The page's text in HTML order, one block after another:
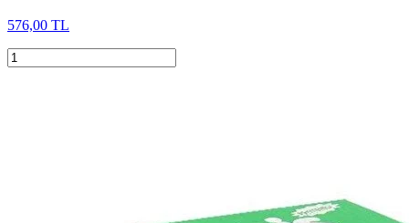
576,00 TL